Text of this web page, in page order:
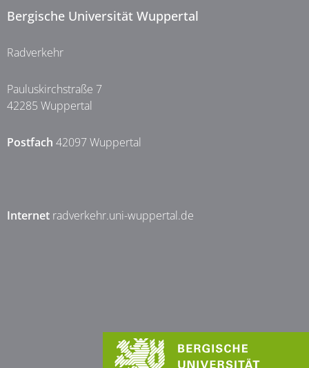
Bergische Universität Wuppertal
Radverkehr
Pauluskirchstraße 7
42285 Wuppertal
Postfach 42097 Wuppertal
Internet radverkehr.uni-wuppertal.de